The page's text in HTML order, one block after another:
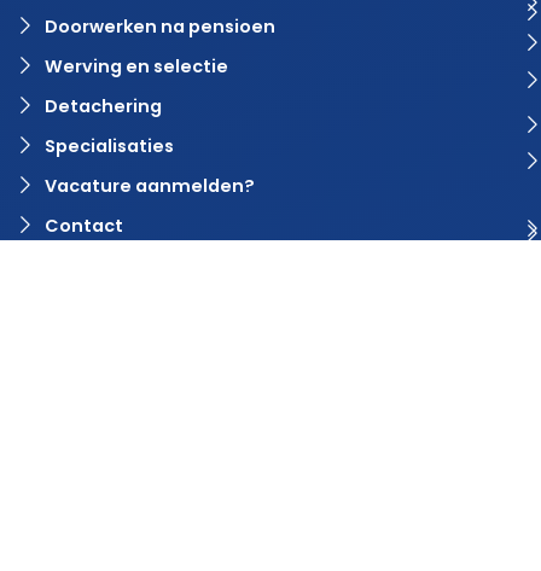
Doorwerken na pensioen
Werving en selectie
Detachering
Specialisaties
Vacature aanmelden?
Contact